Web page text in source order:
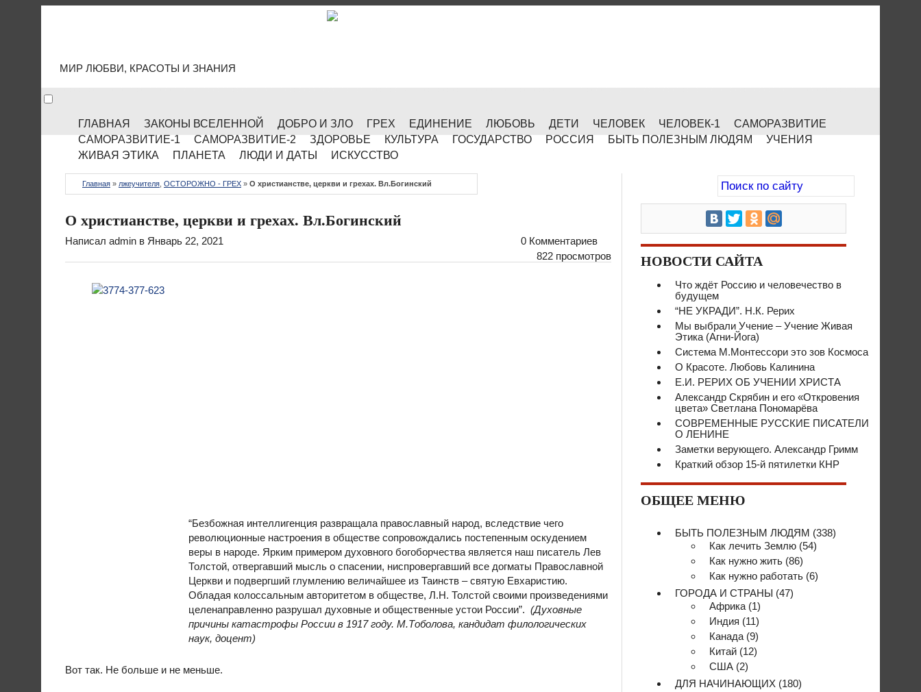
МИР ЛЮБВИ, КРАСОТЫ И ЗНАНИЯ
ГЛАВНАЯ ЗАКОНЫ ВСЕЛЕННОЙ ДОБРО И ЗЛО ГРЕХ ЕДИНЕНИЕ ЛЮБОВЬ ДЕТИ ЧЕЛОВЕК ЧЕЛОВЕК-1
САМОРАЗВИТИЕ
САМОРАЗВИТИЕ-1
САМОРАЗВИТИЕ-2 ЗДОРОВЬЕ КУЛЬТУРА ГОСУДАРСТВО РОССИЯ БЫТЬ ПОЛЕЗНЫМ ЛЮДЯМ
УЧЕНИЯ
ЖИВАЯ ЭТИКА
ПЛАНЕТА ЛЮДИ И ДАТЫ ИСКУССТВО
Главная » лжеучителя ОСТОРОЖНО - ГРЕХ » О христианстве, церкви и грехах. Вл.Богинский
О христианстве, церкви и грехах. Вл.Богинский
Написал admin в Январь 22, 2021
0 Комментариев
822 просмотров
“Безбожная интеллигенция развращала православный народ, вследствие чего
революционные настроения в обществе сопровождались постепенным оскудением
веры в народе. Ярким примером духовного богоборчества является наш писатель Лев
Толстой, отвергавший мысль о спасении, ниспровергавший все догматы Православной
Церкви и подвергший глумлению величайшее из Таинств – святую Евхаристию.
Обладая колоссальным авторитетом в обществе, Л.Н. Толстой своими произведениями
целенаправленно разрушал духовные и общественные устои России”. (Духовные
причины катастрофы России в 1917 году. М.Тоболова, кандидат филологических
наук, доцент)
Вот так. Не больше и не меньше.
НОВОСТИ САЙТА
Что ждёт Россию и человечество в
будущем
“НЕ УКРАДИ”. Н.К. Рерих
Мы выбрали Учение – Учение Живая
Этика (Агни-Йога)
Система М.Монтессори это зов Космоса
О Красоте. Любовь Калинина
Е.И. РЕРИХ ОБ УЧЕНИИ ХРИСТА
Александр Скрябин и его «Откровения
цвета» Светлана Пономарёва
СОВРЕМЕННЫЕ РУССКИЕ ПИСАТЕЛИ
О ЛЕНИНЕ
Заметки верующего. Александр Гримм
Краткий обзор 15-й пятилетки КНР
ОБЩЕЕ МЕНЮ
БЫТЬ ПОЛЕЗНЫМ ЛЮДЯМ (338)
Как лечить Землю (54)
Как нужно жить (86)
Как нужно работать (6)
ГОРОДА И СТРАНЫ (47)
Африка (1)
Индия (11)
Канада (9)
Китай (12)
США (2)
ДЛЯ НАЧИНАЮЩИХ (180)